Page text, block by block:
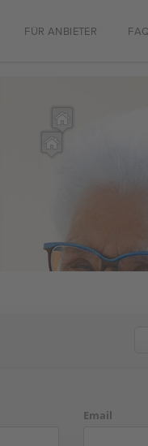
FÜR ANBIETER FAQ
Email